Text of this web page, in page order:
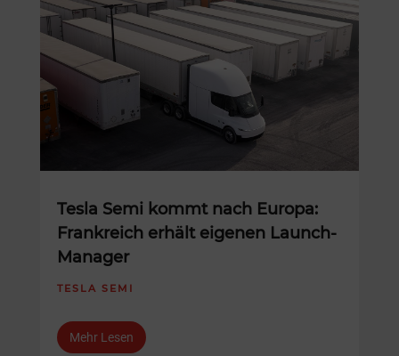
Tesla Semi kommt nach Europa:
Frankreich erhält eigenen Launch-
Manager
TESLA SEMI
Mehr Lesen